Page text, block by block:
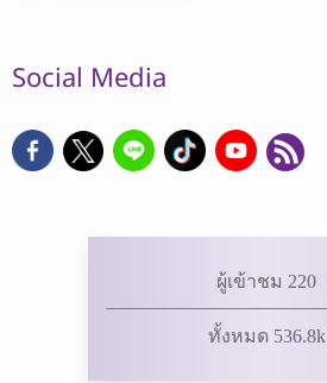
Social Media
ผู้เข้าชม 220
ทั้งหมด 536.8k